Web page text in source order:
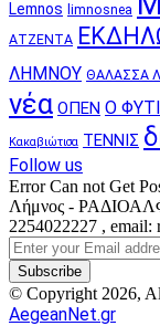
Lemnos limnosnea
ΑΤΖΕΝΤΑ
ΛΗΜΝΟΥ ΘΑΛΑΣΣΑ
νέα ΟΠΕΝ Ο
Κακαβιώτισα ΤΕΝΝΙΣ
Follow us
Error Can not Get
Λήμνος -
2254022227 , email:
Enter
your
Email
address
© Copyright 2026,
AegeanNet.gr